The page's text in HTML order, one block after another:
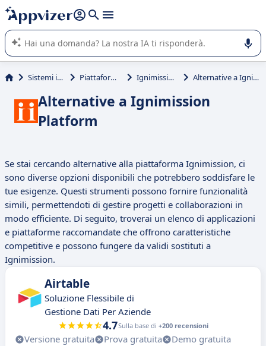
righe con
shift + enter
L'IA di Appvizer vi guida nell'utilizzo o nella scelta di un
software SaaS per la vostra azienda.
Sistemi informativi Piattaforme No-Code Ignimission Platform Alternative a Ignimission Platform
Alternative a Ignimission
Platform
Se stai cercando alternative alla piattaforma Ignimission, ci
sono diverse opzioni disponibili che potrebbero soddisfare le
tue esigenze. Questi strumenti possono fornire funzionalità
simili, permettendoti di gestire progetti e collaborazioni in
modo efficiente. Di seguito, troverai un elenco di applicazioni
e piattaforme raccomandate che offrono caratteristiche
competitive e possono fungere da validi sostituti a
Ignimission.
Airtable
Soluzione Flessibile di
Gestione Dati Per Aziende
4.7Sulla base di +200 recensioni
Versione gratuita Prova gratuita
Demo gratuita